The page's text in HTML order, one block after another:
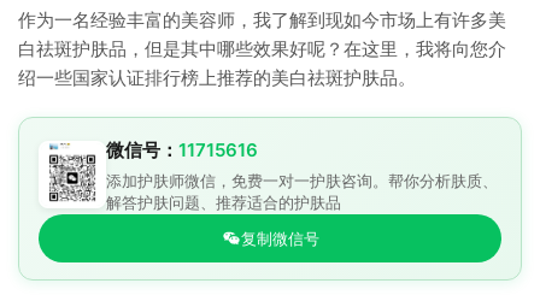
作为一名经验丰富的美容师，我了解到现如今市场上有许多美
白祛斑护肤品，但是其中哪些效果好呢？在这里，我将向您介
绍一些国家认证排行榜上推荐的美白祛斑护肤品。
微信号： 11715616
添加护肤师微信，免费一对一护肤咨询。帮你分析肤质、
解答护肤问题、推荐适合的护肤品
复制微信号